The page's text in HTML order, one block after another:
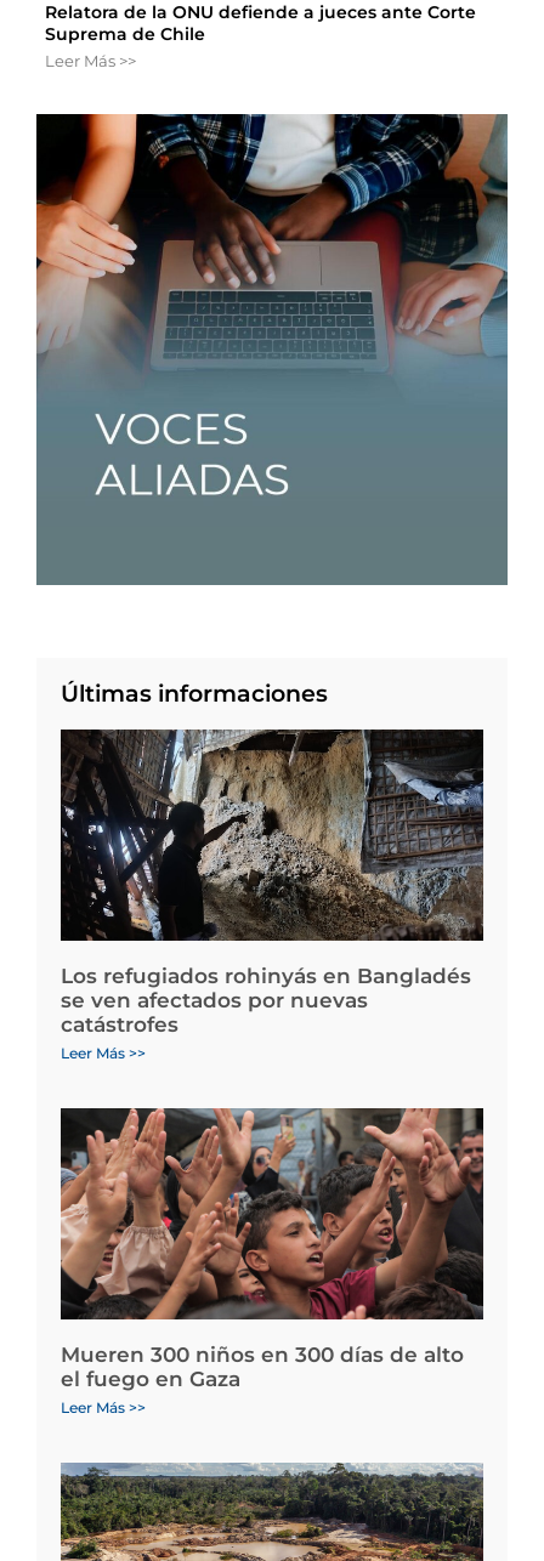
Relatora de la ONU defiende a jueces ante Corte
Suprema de Chile
Leer Más >>
Últimas informaciones
Los refugiados rohinyás en Bangladés
se ven afectados por nuevas
catástrofes
Leer Más >>
Mueren 300 niños en 300 días de alto
el fuego en Gaza
Leer Más >>